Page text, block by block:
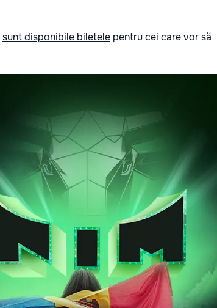
sunt disponibile biletele pentru cei care vor să